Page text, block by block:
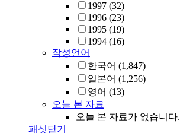
1997 (32)
1996 (23)
1995 (19)
1994 (16)
작성언어
한국어 (1,847)
일본어 (1,256)
영어 (13)
오늘 본 자료
오늘 본 자료가 없습니다.
패싯닫기